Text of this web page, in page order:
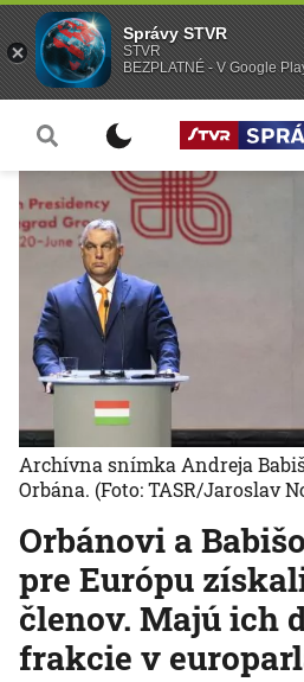
Orbánovi a
pre Európu
členov. Majú ich
frakcie v
Archívna snímka Andreja
Orbána. (Foto: TASR/Jaroslav
Správy STVR
STVR
BEZPLATNÉ - V Google